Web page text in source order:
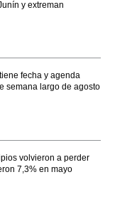
y extreman
fecha y agenda
semana largo de agosto
volvieron a perder
7,3% en mayo